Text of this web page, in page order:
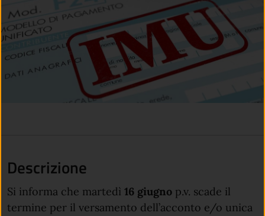
Descrizione
Si informa che martedì 16 giugno p.v. scade il
termine per il versamento dell’acconto e/o unica